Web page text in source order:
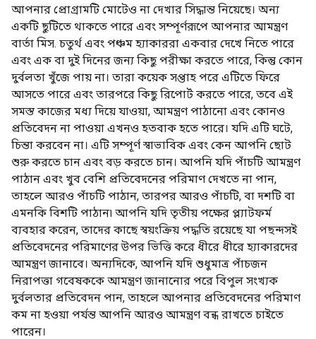
আপনার প্রোগ্রামটি মোটেও না দেখার সিদ্ধান্ত নিয়েছে। অন্য
একটি ছুটিতে থাকতে পারে এবং সম্পূর্ণরূপে আপনার আমন্ত্রণ
বার্তা মিস. চতুর্থ এবং পঞ্চম হ্যাকাররা একবার দেখে নিতে পারে
এবং এক বা দুই দিনের জন্য কিছু পরীক্ষা করতে পারে, কিন্তু কোন
দুর্বলতা খুঁজে পায় না। তারা কয়েক সপ্তাহ পরে এটিতে ফিরে
আসতে পারে এবং তারপরে কিছু রিপোর্ট করতে পারে, তবে এই
সমস্ত কাজের মধ্য দিয়ে যাওয়া, আমন্ত্রণ পাঠানো এবং কোনও
প্রতিবেদন না পাওয়া এখনও হতবাক হতে পারে। যদি এটি ঘটে,
চিন্তা করবেন না। এটি সম্পূর্ণ স্বাভাবিক এবং কেন আপনি ছোট
শুরু করতে চান এবং বড় করতে চান। আপনি যদি পাঁচটি আমন্ত্রণ
পাঠান এবং খুব বেশি প্রতিবেদনের পরিমাণ দেখতে না পান,
তাহলে আরও পাঁচটি পাঠান, তারপর আরও পাঁচটি, বা দশটি বা
এমনকি বিশটি পাঠান৷ আপনি যদি তৃতীয় পক্ষের প্ল্যাটফর্ম
ব্যবহার করেন, তাদের কাছে স্বয়ংক্রিয় পদ্ধতি রয়েছে যা পছন্দসই
প্রতিবেদনের পরিমাণের উপর ভিত্তি করে ধীরে ধীরে হ্যাকারদের
আমন্ত্রণ জানাবে। অন্যদিকে, আপনি যদি শুধুমাত্র পাঁচজন
নিরাপত্তা গবেষককে আমন্ত্রণ জানানোর পরে বিপুল সংখ্যক
দুর্বলতার প্রতিবেদন পান, তাহলে আপনার প্রতিবেদনের পরিমাণ
কম না হওয়া পর্যন্ত আপনি আরও আমন্ত্রণ বন্ধ রাখতে চাইতে
পারেন।